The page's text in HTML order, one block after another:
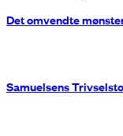
Det omvendte
Samuelsens